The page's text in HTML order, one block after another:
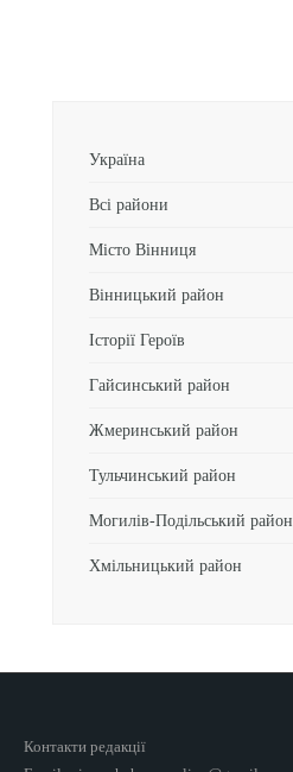
Україна
Всі райони
Місто Вінниця
Вінницький район
Історії Героїв
Гайсинський район
Жмеринський район
Тульчинський район
Могилів-Подільський район
Хмільницький район
Контакти редакції